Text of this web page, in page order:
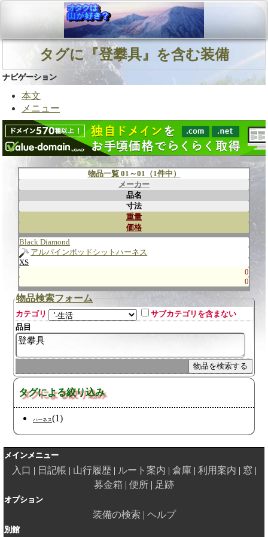
タグに『登攀具』を含む装備
ナビゲーション
本文
メニュー
物品一覧 01～01（1件中）
メーカー
品名
寸法
重量
価格
Black Diamond
アルパインボッドシットハーネス
XS
0
0
物品検索フォーム
カテゴリ
サブカテゴリを含まない
品目
タグによる絞り込み
ハーネス (1)
メインメニュー
入口 日記帳 山行履歴 ルート案内 倉庫 利用案内
窓
募金箱
便所 足跡
オプション
装備の検索 ヘルプ
別館